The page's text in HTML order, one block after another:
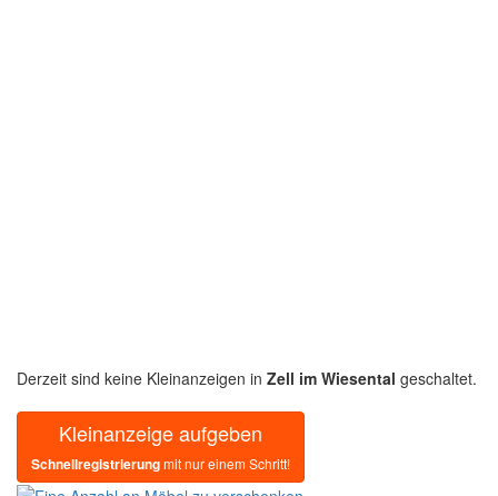
Derzeit sind keine Kleinanzeigen in Zell im Wiesental geschaltet.
Kleinanzeige aufgeben
Schnellregistrierungmit nur einem Schritt!